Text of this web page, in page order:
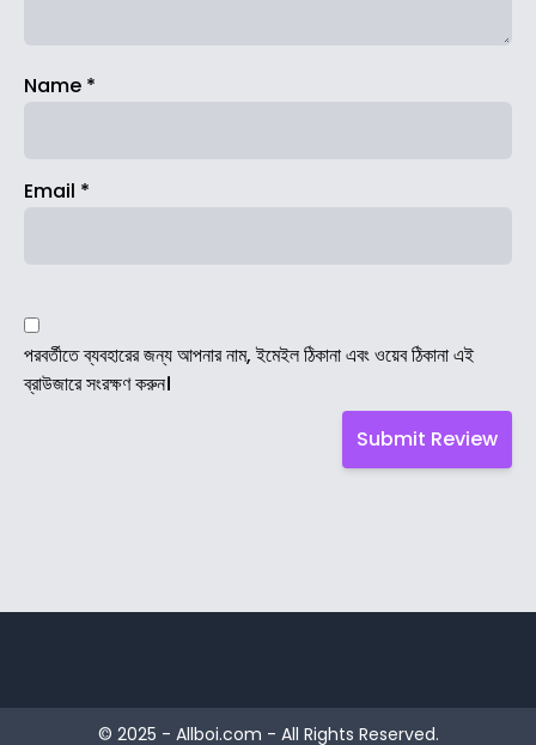
Name *
Email *
পরবর্তীতে ব্যবহারের জন্য আপনার নাম, ইমেইল ঠিকানা এবং ওয়েব ঠিকানা এই
ব্রাউজারে সংরক্ষণ করুন।
© 2025 - Allboi.com - All Rights Reserved.